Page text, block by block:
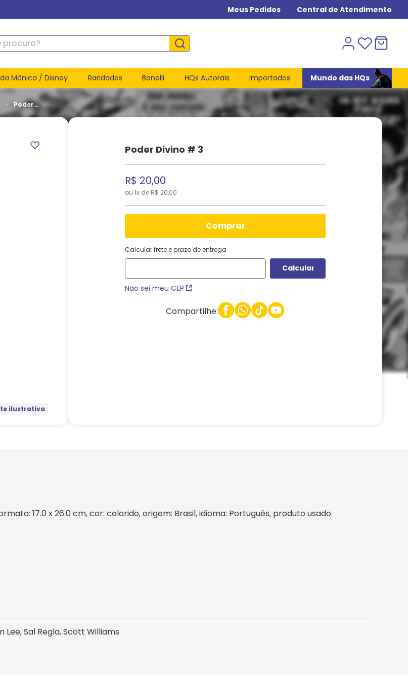
Meus Pedidos Central de Atendimento
Mônica / Disney Raridades Bonelli HQs Autorais Importados Mundo das HQs
Poder
Divino # 3
ilustrativa
Poder Divino # 3
R$ 20,00
ou 1x de R$ 20,00
comprar
Calcular frete e prazo de entrega
Não sei meu CEP
Compartilhe:
17.0 x 26.0 cm, cor: colorido, origem: Brasil, idioma: Português, produto usado
Lee, Sal Regla, Scott Williams